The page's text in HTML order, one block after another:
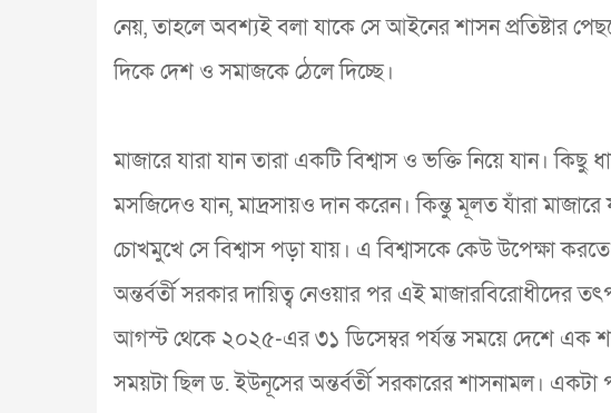
নেয়, তাহলে অবশ্যই বলা যাকে সে আইনের শাসন প্রতিষ্টার
দিকে দেশ ও সমাজকে ঠেলে দিচ্ছে।
মাজারে যারা যান তারা একটি বিশ্বাস ও ভক্তি নিয়ে যান। কিছু
মসজিদেও যান, মাদ্রসায়ও দান করেন। কিন্তু মূলত যাঁরা মাজারে
চোখমুখে সে বিশ্বাস পড়া যায়। এ বিশ্বাসকে কেউ উপেক্ষা
অন্তর্বর্তী সরকার দায়িত্ব নেওয়ার পর এই মাজারবিরোধীদের
আগস্ট থেকে ২০২৫-এর ৩১ ডিসেম্বর পর্যন্ত সময়ে দেশে এক
সময়টা ছিল ড. ইউনূসের অন্তর্বর্তী সরকারের শাসনামল। একটা